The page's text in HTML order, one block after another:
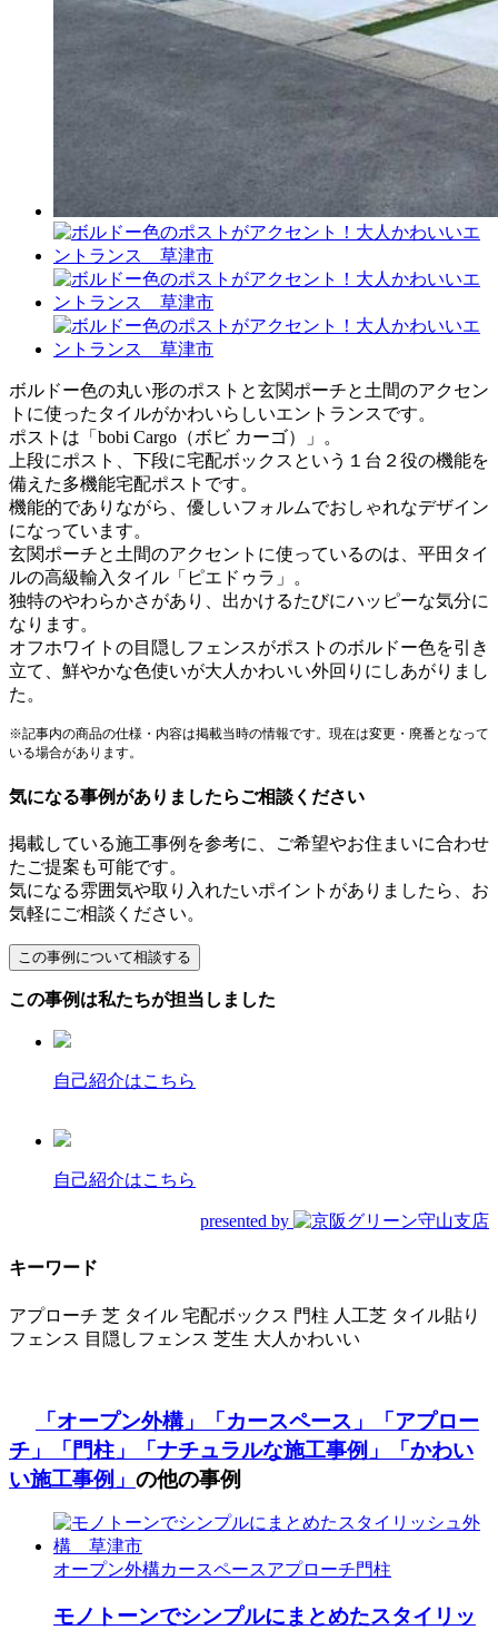
ボルドー色の丸い形のポストと玄関ポーチと土間のアクセン
トに使ったタイルがかわいらしいエントランスです。
ポストは「bobi Cargo（ボビ カーゴ）」。
上段にポスト、下段に宅配ボックスという１台２役の機能を
備えた多機能宅配ポストです。
機能的でありながら、優しいフォルムでおしゃれなデザイン
になっています。
玄関ポーチと土間のアクセントに使っているのは、平田タイ
ルの高級輸入タイル「ピエドゥラ」。
独特のやわらかさがあり、出かけるたびにハッピーな気分に
なります。
オフホワイトの目隠しフェンスがポストのボルドー色を引き
立て、鮮やかな色使いが大人かわいい外回りにしあがりまし
た。
※記事内の商品の仕様・内容は掲載当時の情報です。現在は変更・廃番となって
いる場合があります。
気になる事例がありましたらご相談ください
掲載している施工事例を参考に、ご希望やお住まいに合わせ
たご提案も可能です。
気になる雰囲気や取り入れたいポイントがありましたら、お
気軽にご相談ください。
この事例は私たちが担当しました
自己紹介はこちら
自己紹介はこちら
presented by
キーワード
アプローチ 芝 タイル 宅配ボックス 門柱 人工芝 タイル貼り
フェンス 目隠しフェンス 芝生 大人かわいい
「オープン外構」 「カースペース」
「アプロー
チ」
「門柱」 「ナチュラルな施工事例」
「かわい
い施工事例」 の他の事例
オープン外構カースペースアプローチ門柱
モノトーンでシンプルにまとめたスタイリッ